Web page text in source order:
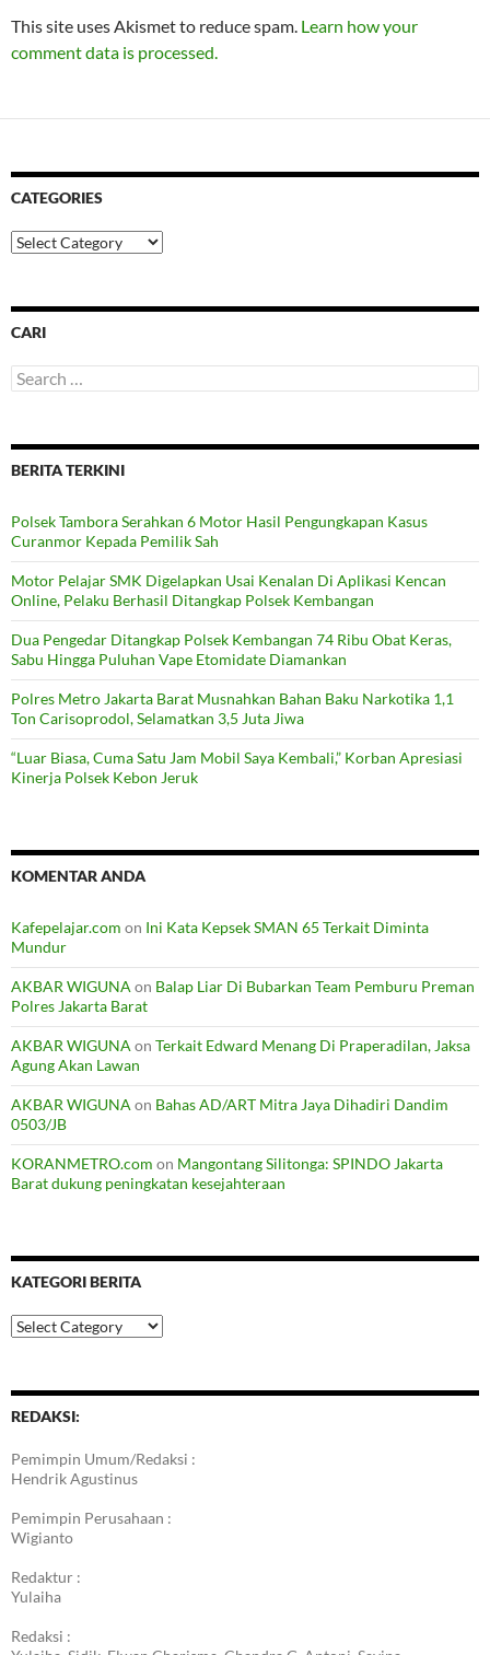
This site uses Akismet to reduce spam. Learn how your
comment data is processed.
CATEGORIES
Categories
CARI
Search
for:
BERITA TERKINI
Polsek Tambora Serahkan 6 Motor Hasil Pengungkapan Kasus
Curanmor Kepada Pemilik Sah
Motor Pelajar SMK Digelapkan Usai Kenalan Di Aplikasi Kencan
Online, Pelaku Berhasil Ditangkap Polsek Kembangan
Dua Pengedar Ditangkap Polsek Kembangan 74 Ribu Obat Keras,
Sabu Hingga Puluhan Vape Etomidate Diamankan
Polres Metro Jakarta Barat Musnahkan Bahan Baku Narkotika 1,1
Ton Carisoprodol, Selamatkan 3,5 Juta Jiwa
“Luar Biasa, Cuma Satu Jam Mobil Saya Kembali,” Korban Apresiasi
Kinerja Polsek Kebon Jeruk
KOMENTAR ANDA
Kafepelajar.com on Ini Kata Kepsek SMAN 65 Terkait Diminta
Mundur
AKBAR WIGUNA on Balap Liar Di Bubarkan Team Pemburu Preman
Polres Jakarta Barat
AKBAR WIGUNA on Terkait Edward Menang Di Praperadilan, Jaksa
Agung Akan Lawan
AKBAR WIGUNA on Bahas AD/ART Mitra Jaya Dihadiri Dandim
0503/JB
KORANMETRO.com on Mangontang Silitonga: SPINDO Jakarta
Barat dukung peningkatan kesejahteraan
KATEGORI BERITA
Kategori
Berita
REDAKSI:
Pemimpin Umum/Redaksi :
Hendrik Agustinus
Pemimpin Perusahaan :
Wigianto
Redaktur :
Yulaiha
Redaksi :